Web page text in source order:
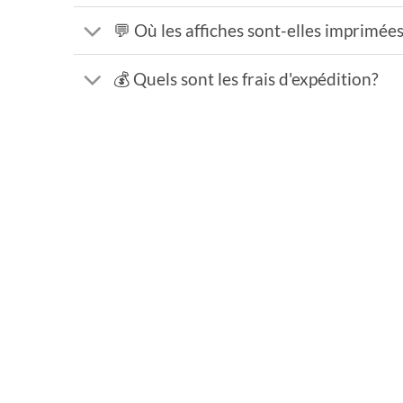
💬 Où les affiches sont-elles
💰 Quels sont les frais d'expédition?